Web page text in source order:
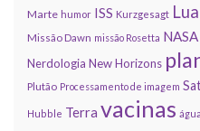
Marte humor ISS Kurzgesagt Lua
Missão Dawn missão Rosetta NASA
Nerdologia New Horizons
Plutão Processamento de imagem
Hubble Terra vacinas água